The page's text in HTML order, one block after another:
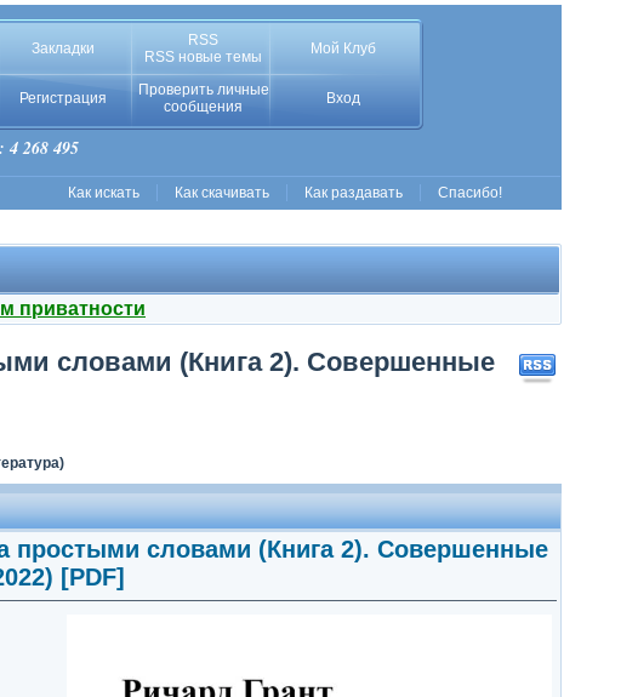
Закладки
RSS
RSS новые темы
Мой Клуб
Регистрация
Проверить личные
сообщения
Вход
4 268 495
Как искать Как скачивать Как раздавать Спасибо!
приватности
словами (Книга 2). Совершенные
простыми словами (Книга 2). Совершенные
[PDF]